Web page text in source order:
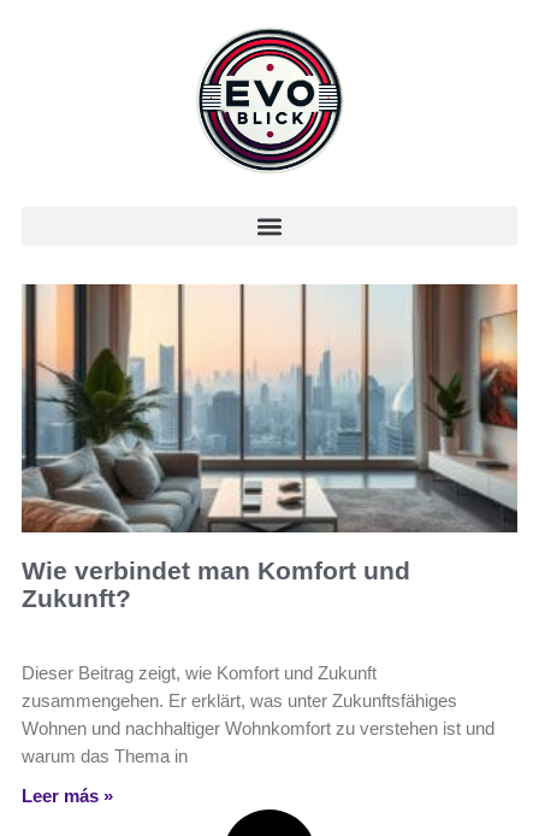
Wie verbindet man Komfort und
Zukunft?
Dieser Beitrag zeigt, wie Komfort und Zukunft
zusammengehen. Er erklärt, was unter Zukunftsfähiges
Wohnen und nachhaltiger Wohnkomfort zu verstehen ist und
warum das Thema in
Leer más »